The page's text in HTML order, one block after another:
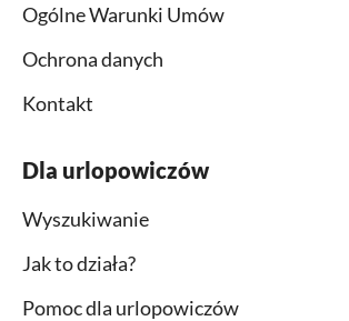
Ogólne Warunki Umów
Ochrona danych
Kontakt
Dla urlopowiczów
Wyszukiwanie
Jak to działa?
Pomoc dla urlopowiczów